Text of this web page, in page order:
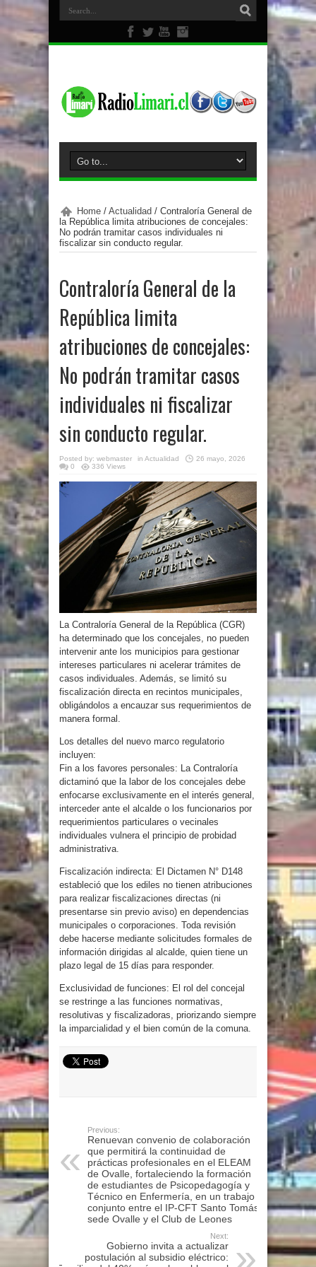
Home / Actualidad / Contraloría General de
la República limita atribuciones de concejales:
No podrán tramitar casos individuales ni
fiscalizar sin conducto regular.
Contraloría General de la
República limita
atribuciones de concejales:
No podrán tramitar casos
individuales ni fiscalizar
sin conducto regular.
Posted by: webmaster in Actualidad
26 mayo, 2026
0
336 Views
La Contraloría General de la República (CGR)
ha determinado que los concejales, no pueden
intervenir ante los municipios para gestionar
intereses particulares ni acelerar trámites de
casos individuales. Además, se limitó su
fiscalización directa en recintos municipales,
obligándolos a encauzar sus requerimientos de
manera formal.
Los detalles del nuevo marco regulatorio
incluyen:
Fin a los favores personales: La Contraloría
dictaminó que la labor de los concejales debe
enfocarse exclusivamente en el interés general,
interceder ante el alcalde o los funcionarios por
requerimientos particulares o vecinales
individuales vulnera el principio de probidad
administrativa.
Fiscalización indirecta: El Dictamen N° D148
estableció que los ediles no tienen atribuciones
para realizar fiscalizaciones directas (ni
presentarse sin previo aviso) en dependencias
municipales o corporaciones. Toda revisión
debe hacerse mediante solicitudes formales de
información dirigidas al alcalde, quien tiene un
plazo legal de 15 días para responder.
Exclusividad de funciones: El rol del concejal
se restringe a las funciones normativas,
resolutivas y fiscalizadoras, priorizando siempre
la imparcialidad y el bien común de la comuna.
Previous:
Renuevan convenio de colaboración
que permitirá la continuidad de
prácticas profesionales en el ELEAM
de Ovalle, fortaleciendo la formación
de estudiantes de Psicopedagogía y
Técnico en Enfermería, en un trabajo
conjunto entre el IP‑CFT Santo Tomás
sede Ovalle y el Club de Leones
Next:
Gobierno invita a actualizar
postulación al subsidio eléctrico: